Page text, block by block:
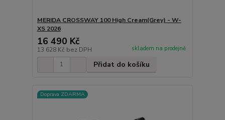
MERIDA CROSSWAY 100 High Cream(Grey) - W-
XS 2026
16 490 Kč
13 628 Kč bez DPH skladem na prodejně
Přidat do košíku
Doprava ZDARMA